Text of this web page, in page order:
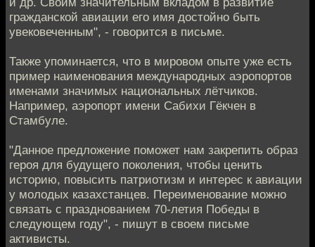
гражданской авиации его имя достойно быть
увековеченным", - говорится в письме.
Также упоминается, что в мировом опыте уже есть
пример наименования международных аэропортов
именами значимых национальных лётчиков.
Например, аэропорт имени Сабихи Гёкчен в
Стамбуле.
"Данное предложение поможет нам закрепить образ
героя для будущего поколения, чтобы ценить
историю, повысить патриотизм и интерес к авиации
у молодых казахстанцев. Переименование можно
связать с празднованием 70-летия Победы в
следующем году", - пишут в своем письме
активисты.